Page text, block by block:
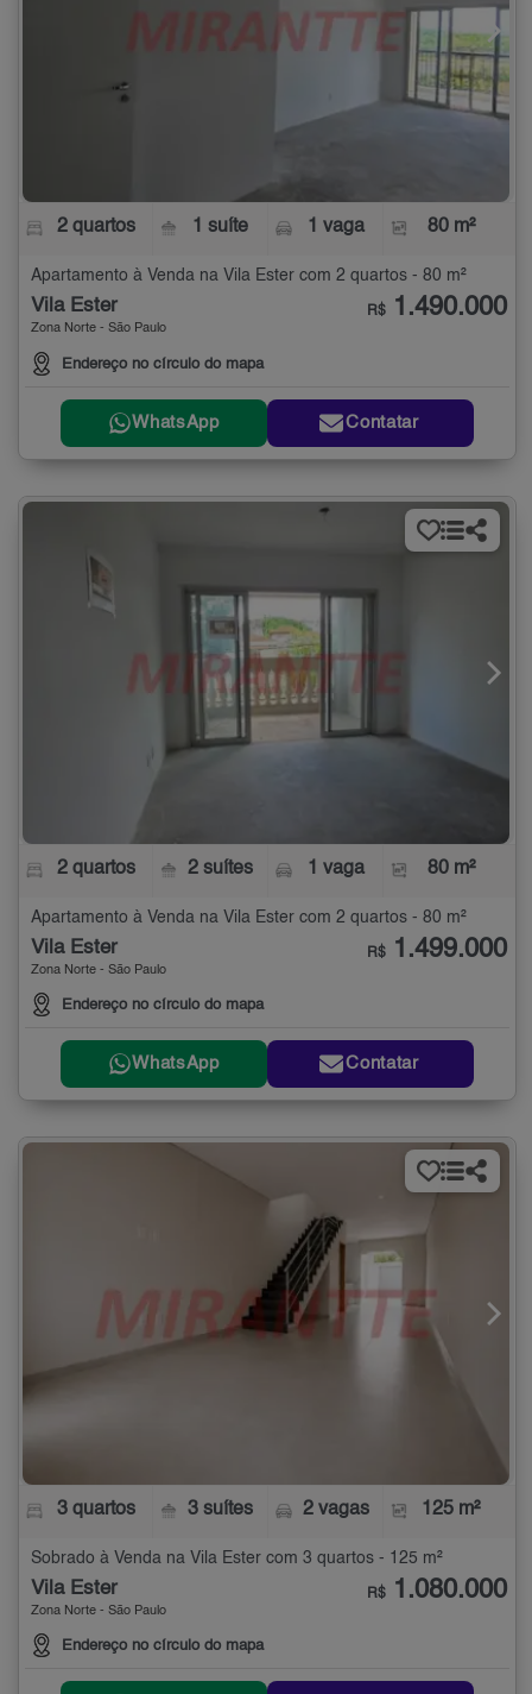
2 quartos 1 suíte 1 vaga 80 m²
Apartamento à Venda na Vila Ester com 2 quartos - 80 m²
Vila Ester
Zona Norte - São Paulo
Endereço no círculo do mapa
R$ 1.490.000
WhatsApp Contatar
2 quartos 2 suítes 1 vaga 80 m²
Apartamento à Venda na Vila Ester com 2 quartos - 80 m²
Vila Ester
Zona Norte - São Paulo
Endereço no círculo do mapa
R$ 1.499.000
WhatsApp Contatar
3 quartos 3 suítes 2 vagas 125 m²
Sobrado à Venda na Vila Ester com 3 quartos - 125 m²
Vila Ester
Zona Norte - São Paulo
Endereço no círculo do mapa
R$ 1.080.000